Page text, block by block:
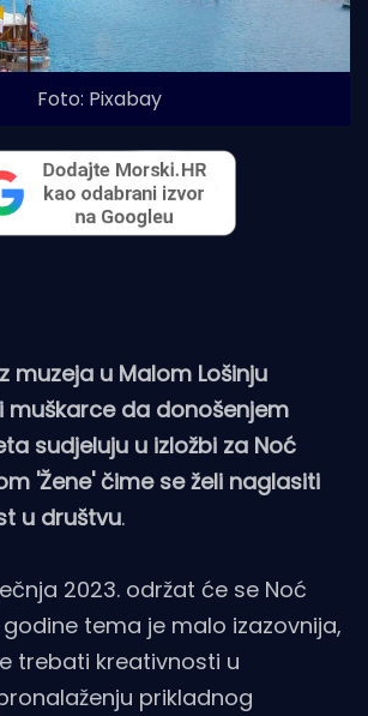
Foto: Pixabay
muzeja u Malom Lošinju
muškarce da donošenjem
sudjeluju u izložbi za Noć
'Žene' čime se želi naglasiti
u društvu.
2023. održat će se Noć
tema je malo izazovnija,
trebati kreativnosti u
prikladnog